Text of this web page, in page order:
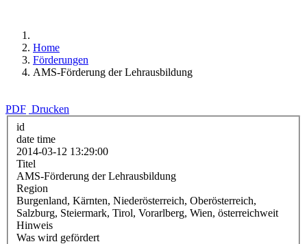
Home
Förderungen
AMS-Förderung der Lehrausbildung
PDF Drucken
id
date time
2014-03-12 13:29:00
Titel
AMS-Förderung der Lehrausbildung
Region
Burgenland, Kärnten, Niederösterreich, Oberösterreich,
Salzburg, Steiermark, Tirol, Vorarlberg, Wien, österreichweit
Hinweis
Was wird gefördert